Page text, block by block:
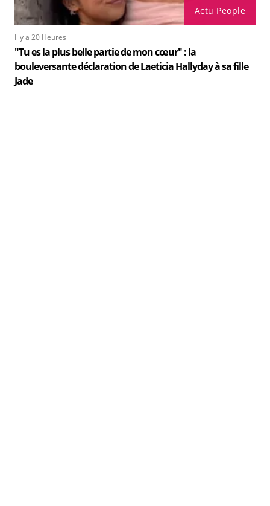
Actu People
Il y a 20 Heures
"Tu es la plus belle partie de mon cœur" : la
bouleversante déclaration de Laeticia Hallyday à sa fille
Jade